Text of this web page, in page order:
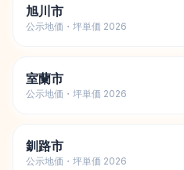
旭川市
公示地価・坪単価 2026
室蘭市
公示地価・坪単価 2026
釧路市
公示地価・坪単価 2026